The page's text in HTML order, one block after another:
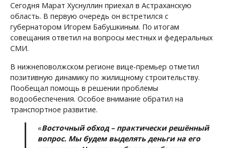
Сегодня Марат Хуснуллин приехал в Астраханскую
область. В первую очередь он встретился с
губернатором Игорем Бабушкиным. По итогам
совещания ответил на вопросы местных и федеральных
СМИ.
В нижнеповолжском регионе вице-премьер отметил
позитивную динамику по жилищному строительству.
Пообещал помощь в решении проблемы
водообеспечения. Особое внимание обратил на
транспортное развитие.
«Восточный обход – практически решённый
вопрос. Мы будем выделять деньги на его